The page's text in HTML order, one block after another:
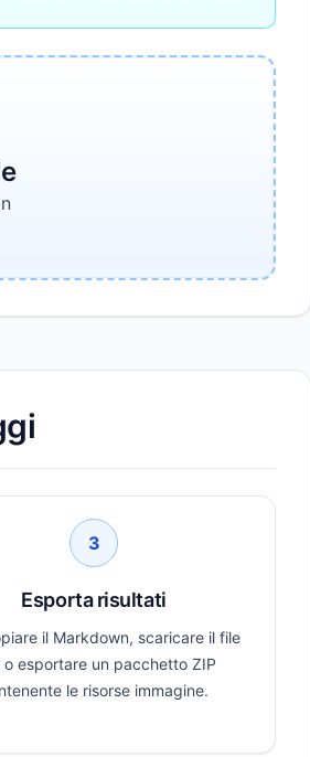
3
Esporta risultati
il Markdown, scaricare il file
o esportare un pacchetto ZIP
le risorse immagine.